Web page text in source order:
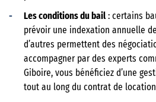
Les conditions du bail : certains
prévoir une indexation annuelle
d’autres permettent des
accompagner par des experts
Giboire, vous bénéficiez d’une
tout au long du contrat de